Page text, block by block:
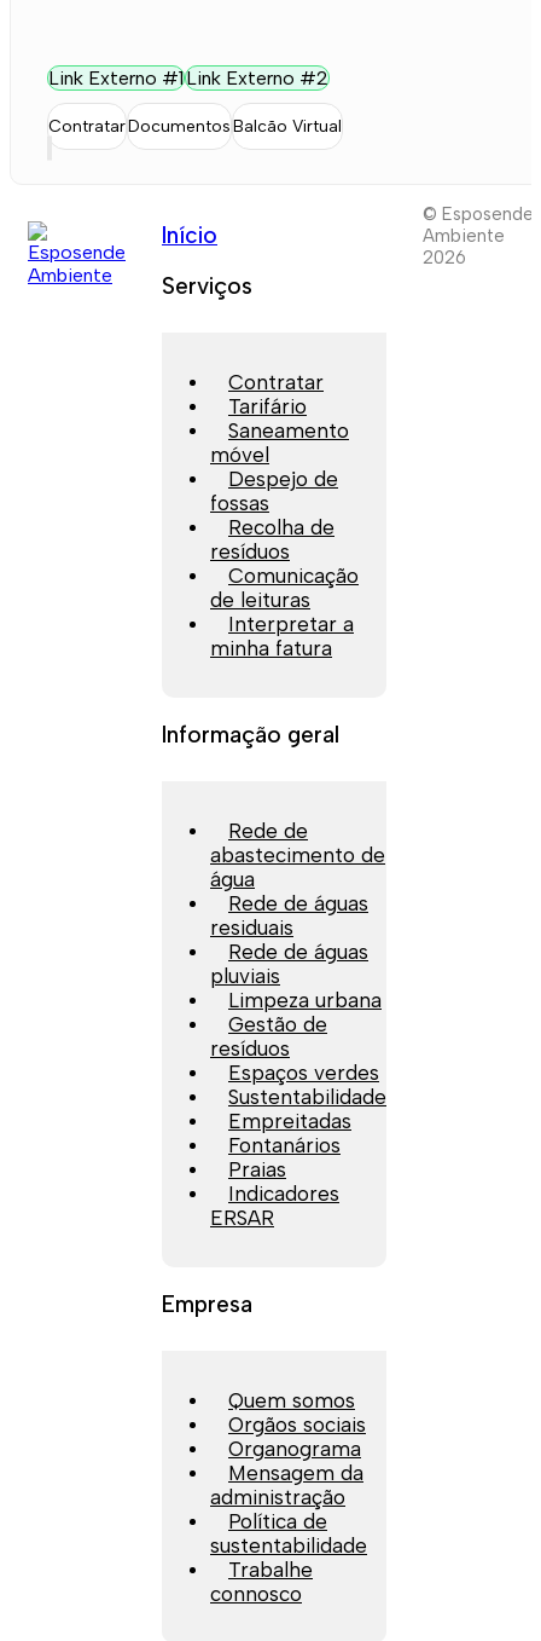
Link Externo #1Link Externo #2
ContratarDocumentosBalcão Virtual
Início
Serviços
Contratar
Tarifário
Saneamento
móvel
Despejo de
fossas
Recolha de
resíduos
Comunicação
de leituras
Interpretar a
minha fatura
Informação geral
Rede de
abastecimento de
água
Rede de águas
residuais
Rede de águas
pluviais
Limpeza urbana
Gestão de
resíduos
Espaços verdes
Sustentabilidade
Empreitadas
Fontanários
Praias
Indicadores
ERSAR
Empresa
Quem somos
Orgãos sociais
Organograma
Mensagem da
administração
Política de
sustentabilidade
Trabalhe
connosco
© Esposende
Ambiente
2026